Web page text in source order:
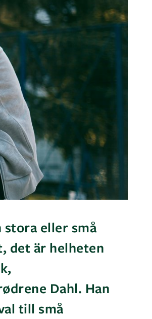
eller små
det är helheten
Dahl. Han
till små